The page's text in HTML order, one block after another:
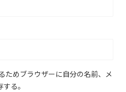
ためブラウザーに自分の名前、メ
る。